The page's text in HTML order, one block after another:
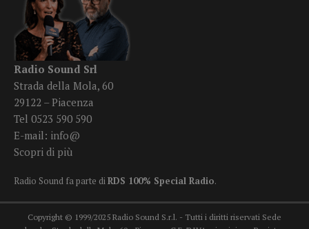
Radio Sound Srl
Strada della Mola, 60
29122 – Piacenza
Tel 0523 590 590
E-mail: info@
Scopri di più
Radio Sound fa parte diRDS 100% Special Radio.
Copyright © 1999/2025 Radio Sound S.r.l. - Tutti i diritti riservati Sede